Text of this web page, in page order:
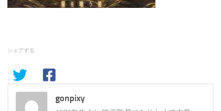
シェアする
gonpixy